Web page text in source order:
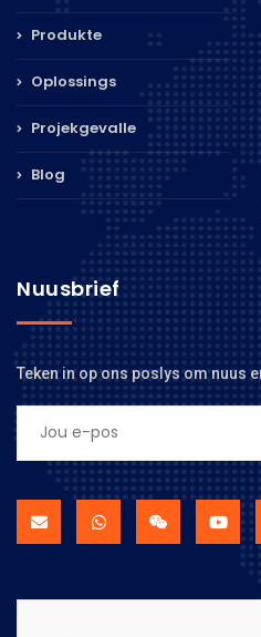
Produkte
Oplossings
Projekgevalle
Blog
Nuusbrief
Teken in op ons poslys om nuus